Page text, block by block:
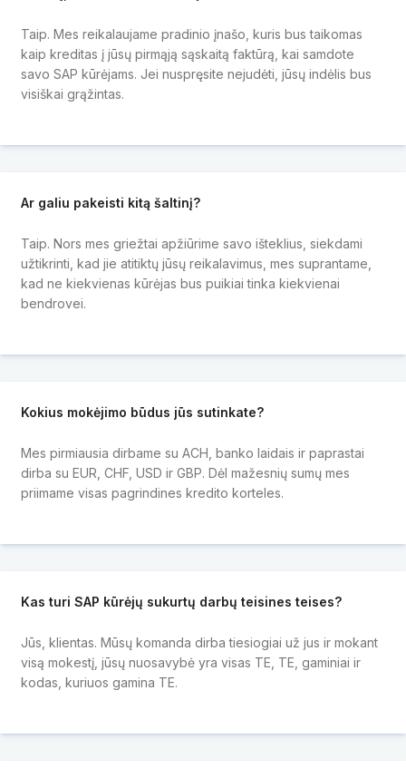
Taip. Mes reikalaujame pradinio įnašo, kuris bus taikomas
kaip kreditas į jūsų pirmąją sąskaitą faktūrą, kai samdote
savo SAP kūrėjams. Jei nuspręsite nejudėti, jūsų indėlis bus
visiškai grąžintas.
Ar galiu pakeisti kitą šaltinį?
Taip. Nors mes griežtai apžiūrime savo išteklius, siekdami
užtikrinti, kad jie atitiktų jūsų reikalavimus, mes suprantame,
kad ne kiekvienas kūrėjas bus puikiai tinka kiekvienai
bendrovei.
Kokius mokėjimo būdus jūs sutinkate?
Mes pirmiausia dirbame su ACH, banko laidais ir paprastai
dirba su EUR, CHF, USD ir GBP. Dėl mažesnių sumų mes
priimame visas pagrindines kredito korteles.
Kas turi SAP kūrėjų sukurtų darbų teisines teises?
Jūs, klientas. Mūsų komanda dirba tiesiogiai už jus ir mokant
visą mokestį, jūsų nuosavybė yra visas TE, TE, gaminiai ir
kodas, kuriuos gamina TE.